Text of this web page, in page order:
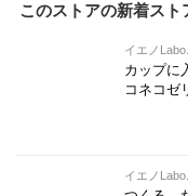
このストアの新着スト
イエノLabo.
カップに
コネコゼ
イエノLabo.